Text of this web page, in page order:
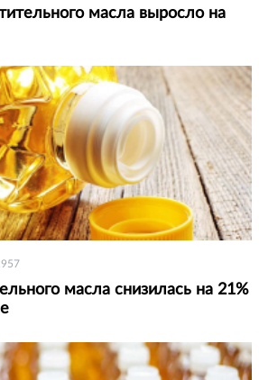
масла выросло на
масла снизилась на 21%